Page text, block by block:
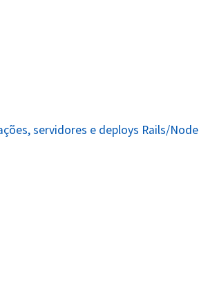
servidores e deploys Rails/Node